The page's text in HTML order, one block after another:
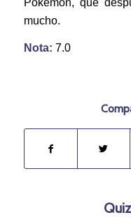
mucho.
Nota: 7.0